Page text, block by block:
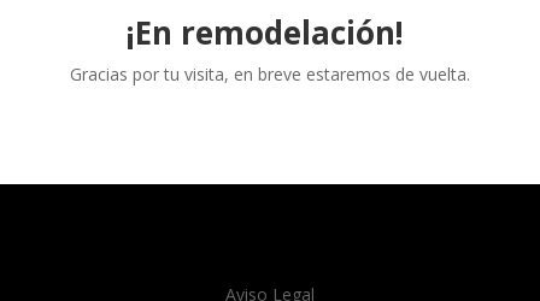
¡En remodelación!
Gracias por tu visita, en breve estaremos de vuelta.
Aviso Legal